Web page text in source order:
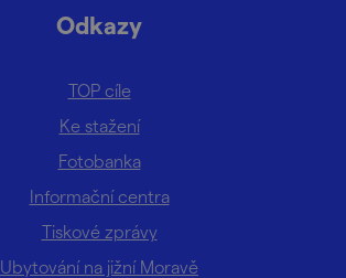
Odkazy
TOP cíle
Ke stažení
Fotobanka
Informační centra
Tiskové zprávy
Ubytování na jižní Moravě